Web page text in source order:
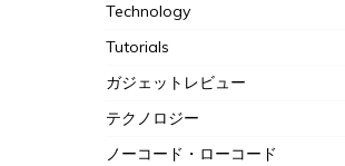
Technology
Tutorials
ガジェットレビュー
テクノロジー
ノーコード・ローコード